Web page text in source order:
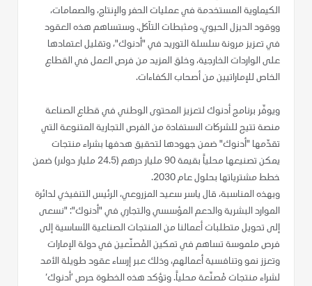
الكيماوية المستخدمة في عمليات الحفر والإنتاج، والصمامات،
ووقود الديزل الحيوي، ومثبطات التآكل. وستساهم هذه العقود
في تعزيز مرونة سلسلة التوريد في "أدنوك"، وتقليل اعتمادها
على الواردات الخارجية، وخلق المزيد من فرص العمل في القطاع
الخاص للإماراتيين من أصحاب الكفاءات.
ويوفّر برنامج أدنوك لتعزيز المحتوى الوطني في قطاع الصناعة
منصة تتيح للشركات الاستفادة من الفرص التجارية المتنوعة التي
تقدّمها "أدنوك" ضمن جهودها لتحقيق هدفها بشراء منتجات
يمكن تصنيعها محلياً بقيمة 90 مليار درهم (24.5 مليار دولار) ضمن
خطط مشترياتها بحلول عام 2030.
وبهذه المناسبة، قال ياسر سعيد المزروعي، الرئيس التنفيذي لدائرة
الموارد البشرية والدعم المؤسسي والتجاري في "أدنوك": "نسعى
إلى تحويل متطلبات أعمالنا من المنتجات الصناعية الأساسية إلى
فرص ملموسة تساهم في تمكين المُصنّعين في دولة الإمارات
وتعزز نمو وتنافسية أعمالهم، وذلك عبر إرساء عقود طويلة الأمد
لشراء منتجات مُصنّعة محلياً. وتؤكد هذه الخطوة حرص ’أدنوك‘